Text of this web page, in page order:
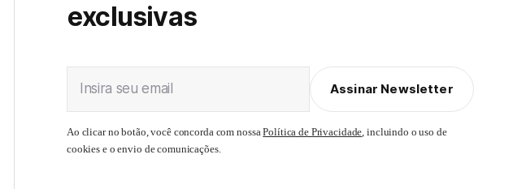
exclusivas
Insira seu email Assinar Newsletter
Ao clicar no botão, você concorda com nossaPolítica de Privacidade, incluindo o uso de
cookies e o envio de comunicações.